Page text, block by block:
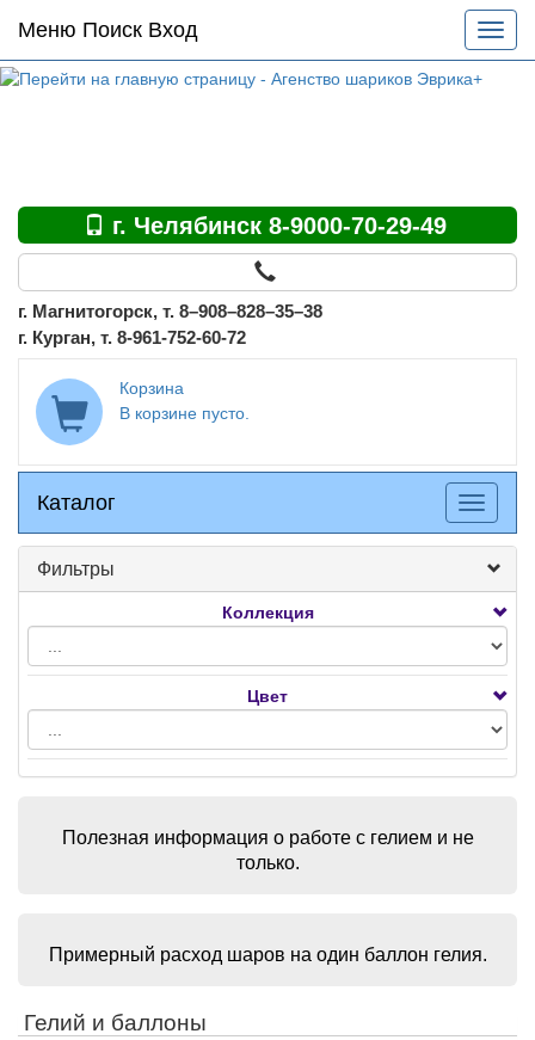
Основное
меню
по
Меню Поиск Вход
меню
г. Челябинск 8-9000-70-29-49
г. Магнитогорск, т. 8–908–828–35–38
г. Курган, т. 8-961-752-60-72
Корзина
В корзине пусто.
Каталог
Каталог
меню
Фильтры
Коллекция
Цвет
Полезная информация о работе с гелием и не
только.
Примерный расход шаров на один баллон гелия.
Гелий и баллоны